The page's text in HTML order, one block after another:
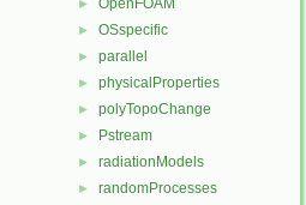
► OpenFOAM
► OSspecific
► parallel
► physicalProperties
► polyTopoChange
► Pstream
► radiationModels
► randomProcesses